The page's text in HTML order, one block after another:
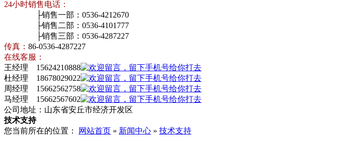
24小时销售电话：
├销售一部：0536-4212670
├销售二部：0536-4101777
├销售三部：0536-4287227
传真： 86-0536-4287227
在线客服：
王经理 15624210888
杜经理 18678029022
周经理 15662562758
马经理 15662567602
公司地址：山东省安丘市经济开发区
技术支持
您当前所在的位置：
网站首页 » 新闻中心 » 技术支持